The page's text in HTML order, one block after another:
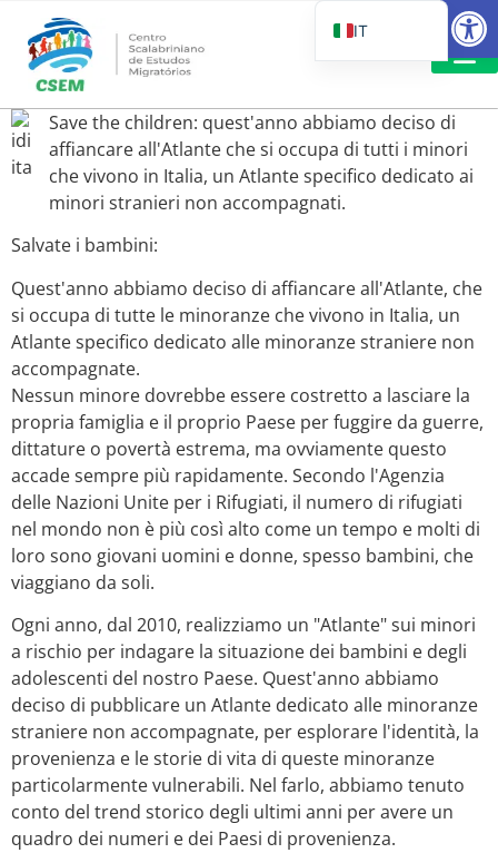
Save the children: quest'anno abbiamo deciso di
affiancare all'Atlante che si occupa di tutti i minori
che vivono in Italia, un Atlante specifico dedicato ai
minori stranieri non accompagnati.
Salvate i bambini:
Quest'anno abbiamo deciso di affiancare all'Atlante, che
si occupa di tutte le minoranze che vivono in Italia, un
Atlante specifico dedicato alle minoranze straniere non
accompagnate.
Nessun minore dovrebbe essere costretto a lasciare la
propria famiglia e il proprio Paese per fuggire da guerre,
dittature o povertà estrema, ma ovviamente questo
accade sempre più rapidamente. Secondo l'Agenzia
delle Nazioni Unite per i Rifugiati, il numero di rifugiati
nel mondo non è più così alto come un tempo e molti di
loro sono giovani uomini e donne, spesso bambini, che
viaggiano da soli.
Ogni anno, dal 2010, realizziamo un "Atlante" sui minori
a rischio per indagare la situazione dei bambini e degli
adolescenti del nostro Paese. Quest'anno abbiamo
deciso di pubblicare un Atlante dedicato alle minoranze
straniere non accompagnate, per esplorare l'identità, la
provenienza e le storie di vita di queste minoranze
particolarmente vulnerabili. Nel farlo, abbiamo tenuto
conto del trend storico degli ultimi anni per avere un
quadro dei numeri e dei Paesi di provenienza.
IT
EN
ES